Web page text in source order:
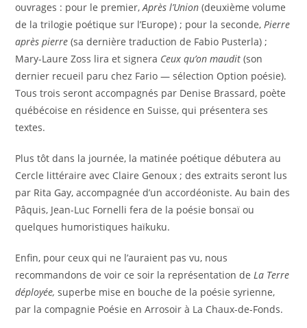
ouvrages : pour le premier,Après l’Union (deuxième volume
de la trilogie poétique sur l’Europe) ; pour la seconde,Pierre
après pierre (sa dernière traduction de Fabio Pusterla) ;
Mary-Laure Zoss lira et signera Ceux qu’on maudit (son
dernier recueil paru chez Fario — sélection Option poésie).
Tous trois seront accompagnés par Denise Brassard, poète
québécoise en résidence en Suisse, qui présentera ses
textes.
Plus tôt dans la journée, la matinée poétique débutera au
Cercle littéraire avec Claire Genoux ; des extraits seront lus
par Rita Gay, accompagnée d’un accordéoniste. Au bain des
Pâquis, Jean-Luc Fornelli fera de la poésie bonsaï ou
quelques humoristiques haïkuku.
Enfin, pour ceux qui ne l’auraient pas vu, nous
recommandons de voir ce soir la représentation deLa Terre
déployée,superbe mise en bouche de la poésie syrienne,
par la compagnie Poésie en Arrosoir à La Chaux-de-Fonds.